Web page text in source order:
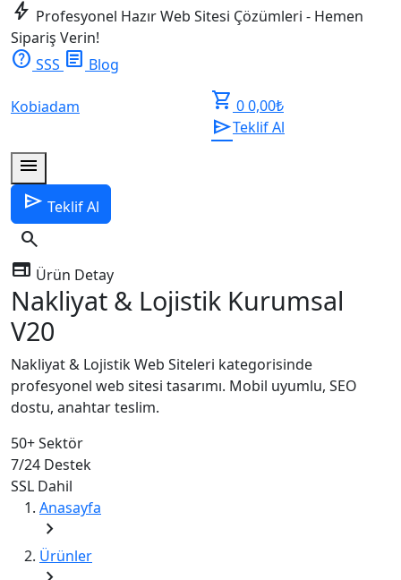
bolt Profesyonel Hazır Web Sitesi Çözümleri - Hemen
Sipariş Verin!
help SSS article Blog
Kobiadam shopping_cart 00,00₺
sendTeklif Al
menu
send Teklif Al
search
web Ürün Detay
Nakliyat & Lojistik Kurumsal
V20
Nakliyat & Lojistik Web Siteleri kategorisinde
profesyonel web sitesi tasarımı. Mobil uyumlu, SEO
dostu, anahtar teslim.
50+Sektör
7/24 Destek
SSL Dahil
Anasayfa
chevron_right
Ürünler